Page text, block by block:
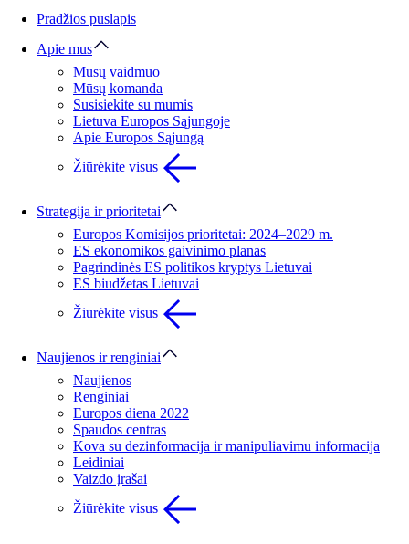
Pradžios puslapis
Apie mus
Mūsų vaidmuo
Mūsų komanda
Susisiekite su mumis
Lietuva Europos Sąjungoje
Apie Europos Sąjungą
Žiūrėkite visus
Strategija ir prioritetai
Europos Komisijos prioritetai: 2024–2029 m.
ES ekonomikos gaivinimo planas
Pagrindinės ES politikos kryptys Lietuvai
ES biudžetas Lietuvai
Žiūrėkite visus
Naujienos ir renginiai
Naujienos
Renginiai
Europos diena 2022
Spaudos centras
Kova su dezinformacija ir manipuliavimu informacija
Leidiniai
Vaizdo įrašai
Žiūrėkite visus